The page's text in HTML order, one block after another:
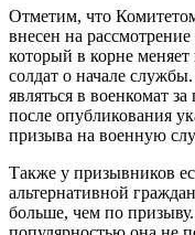
Отметим, что
внесен на
который в корне
солдат о начале
являться в военкомат
после опубликования
призыва на военную
Также у призывников
альтернативной
больше, чем по